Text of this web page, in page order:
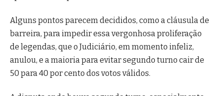
Alguns pontos parecem decididos, como a cláusula de
barreira, para impedir essa vergonhosa proliferação
de legendas, que o Judiciário, em momento infeliz,
anulou, e a maioria para evitar segundo turno cair de
50 para 40 por cento dos votos válidos.